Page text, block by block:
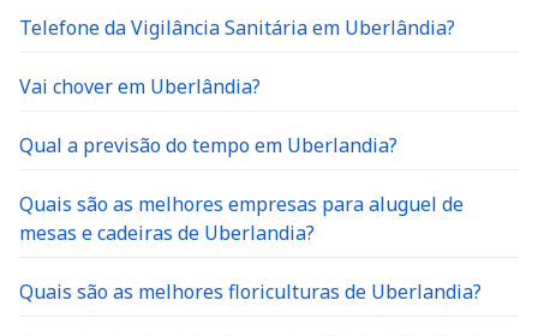
Telefone da Vigilância Sanitária em Uberlândia?
Vai chover em Uberlândia?
Qual a previsão do tempo em Uberlandia?
Quais são as melhores empresas para aluguel de
mesas e cadeiras de Uberlandia?
Quais são as melhores floriculturas de Uberlandia?